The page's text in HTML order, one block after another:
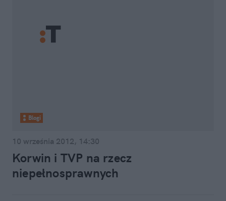
Blogi
10 września 2012, 14:30
Korwin i TVP na rzecz
niepełnosprawnych